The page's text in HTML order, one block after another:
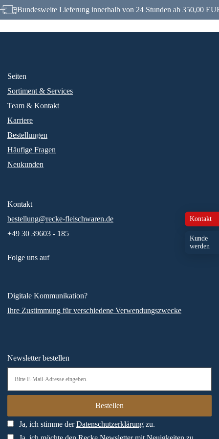
Bundesweite Lieferung innerhalb von 24 Stunden ab 350,00
Kontakt
Kunde
werden
Seiten
Sortiment & Services
Team & Kontakt
Karriere
Bestellungen
Häufige Fragen
Neukunden
Kontakt
bestellung@recke-fleischwaren.de
+49 30 39603 - 185
Folge uns auf
Digitale Kommunikation?
Ihre Zustimmung für verschiedene Verwendungszwecke
Newsletter bestellen
Ja, ich stimme derDatenschutzerklärung zu.